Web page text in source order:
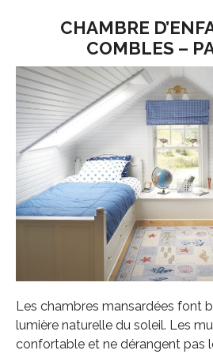
CHAMBRE
COMBLES –
Les chambres mansardées font
lumière naturelle du soleil. Les
confortable et ne dérangent pas